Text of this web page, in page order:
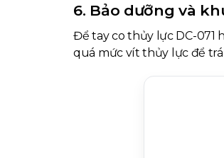
6. Bảo dưỡng và
Để tay co thủy lực DC-071
quá mức vít thủy lực để